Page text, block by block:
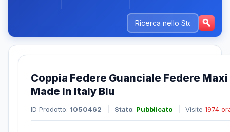
Coppia Federe Guanciale Federe
Made In Italy Blu
ID Prodotto: 1050462 Stato: Pubblicato | Visite 1974